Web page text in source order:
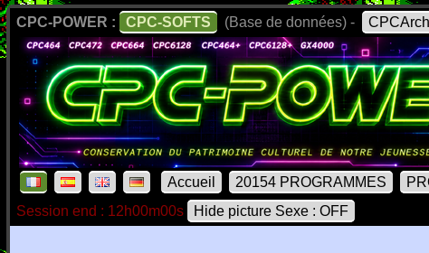
CPC-POWER : CPC-SOFTS (Base de données) -
Accueil 20154 PROGRAMMES
Session end : 12h00m00s
Hide picture Sexe : OFF